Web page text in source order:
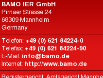
BAMO IER GmbH
Pirnaer Strasse 24
68309 Mannheim
Germany
Telefon: +49 (0) 621 84224-0
Telefax: +49 (0) 621 84224-90
E-Mail: info@bamo.de
Internet: http://www.bamo.de